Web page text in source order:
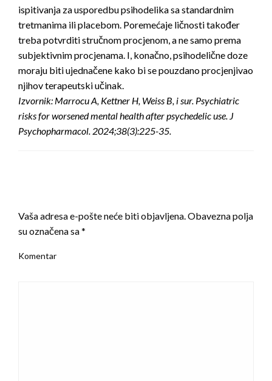
ispitivanja za usporedbu psihodelika sa standardnim
tretmanima ili placebom. Poremećaje ličnosti također
treba potvrditi stručnom procjenom, a ne samo prema
subjektivnim procjenama. I, konačno, psihodelične doze
moraju biti ujednačene kako bi se pouzdano procjenjivao
njihov terapeutski učinak.
Izvornik: Marrocu A, Kettner H, Weiss B, i sur. Psychiatric
risks for worsened mental health after psychedelic use. J
Psychopharmacol. 2024;38(3):225-35.
Vaša adresa e-pošte neće biti objavljena.Obavezna polja
su označena sa*
Komentar